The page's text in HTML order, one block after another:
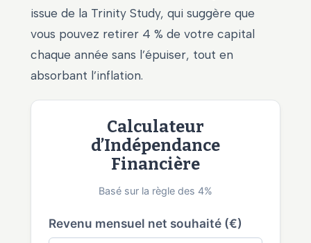
issue de la Trinity Study, qui suggère que
vous pouvez retirer 4 % de votre capital
chaque année sans l’épuiser, tout en
absorbant l’inflation.
Calculateur
d’Indépendance
Financière
Basé sur la règle des 4%
Revenu mensuel net souhaité (€)